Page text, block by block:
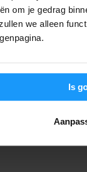
om je gedrag
we alleen
Is
belangrijkste
2026